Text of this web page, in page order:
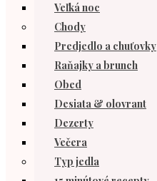
Veľká noc
Chody
Predjedlo a chuťovky
Raňajky a brunch
Obed
Desiata & olovrant
Dezerty
Večera
Typ jedla